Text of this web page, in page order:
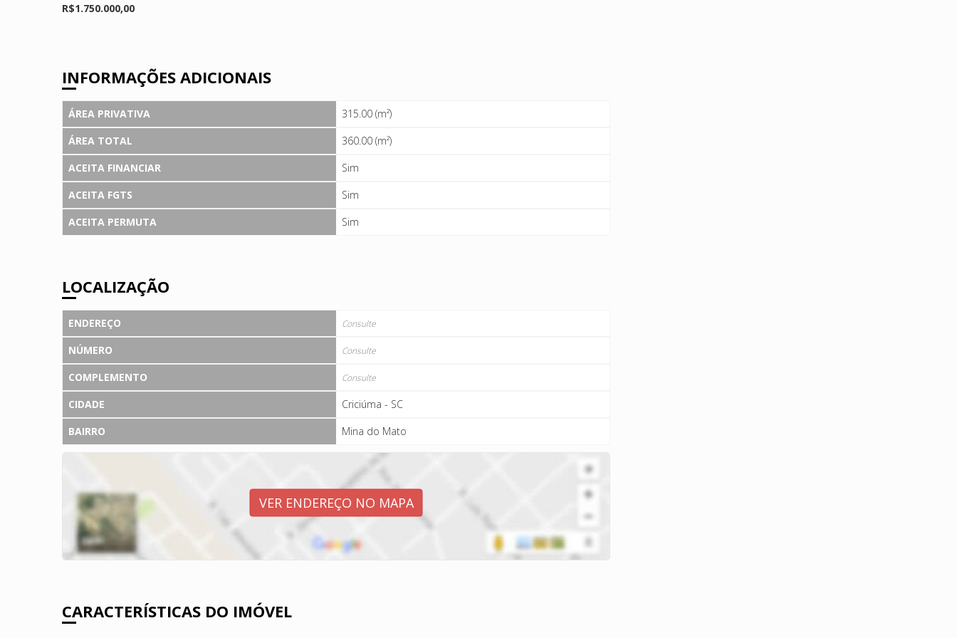
R$1.750.000,00
INFORMAÇÕES ADICIONAIS
ÁREA PRIVATIVA
315.00 (m²)
ÁREA TOTAL
360.00 (m²)
ACEITA FINANCIAR
Sim
ACEITA FGTS
Sim
ACEITA PERMUTA
Sim
LOCALIZAÇÃO
ENDEREÇO Consulte
NÚMERO Consulte
COMPLEMENTO Consulte
CIDADE
Criciúma - SC
BAIRRO
Mina do Mato
VER ENDEREÇO NO MAPA
CARACTERÍSTICAS DO IMÓVEL